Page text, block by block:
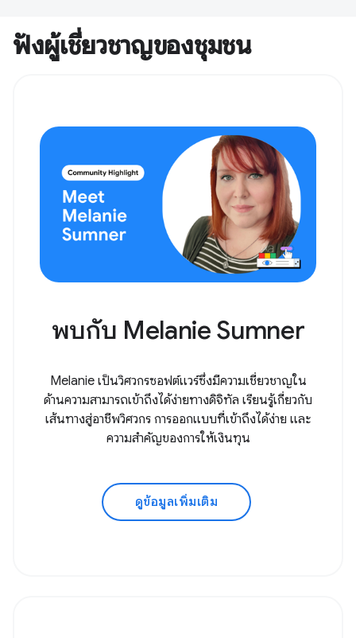
ฟังผู้เชี่ยวชาญของชุมชน
พบกับ Melanie Sumner
Melanie เป็นวิศวกรซอฟต์แวร์ซึ่งมีความเชี่ยวชาญใน
ด้านความสามารถเข้าถึงได้ง่ายทางดิจิทัล เรียนรู้เกี่ยวกับ
เส้นทางสู่อาชีพวิศวกร การออกแบบที่เข้าถึงได้ง่าย และ
ความสำคัญของการให้เงินทุน
ดูข้อมูลเพิ่มเติม